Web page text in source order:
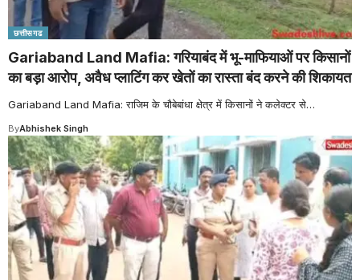
छत्तीसगढ
Gariaband Land Mafia: गरियाबंद में भू-माफियाओं पर किसानों
का बड़ा आरोप, अवैध प्लाटिंग कर खेतों का रास्ता बंद करने की शिकायत
Gariaband Land Mafia: राजिम के चौबेबांधा क्षेत्र में किसानों ने कलेक्टर से…
ByAbhishek Singh